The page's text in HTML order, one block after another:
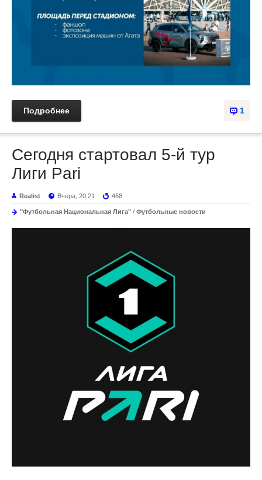
1
Подробнее
Сегодня стартовал 5-й тур
Лиги Pari
Realist Вчера, 20:21 468
"Футбольная Национальная Лига" / Футбольные новости